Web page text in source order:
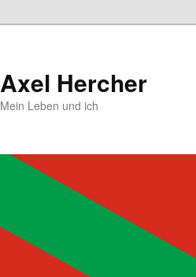
Axel Hercher
Mein Leben und ich